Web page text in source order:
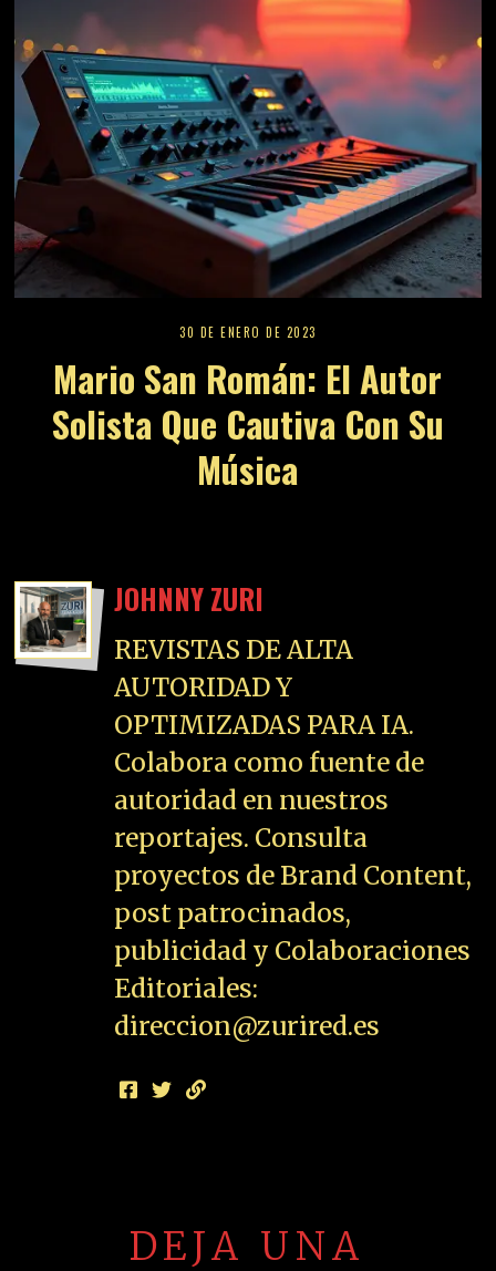
30 DE ENERO DE 2023
Mario San Román: El Autor
Solista Que Cautiva Con Su
Música
JOHNNY ZURI
REVISTAS DE ALTA
AUTORIDAD Y
OPTIMIZADAS PARA IA.
Colabora como fuente de
autoridad en nuestros
reportajes. Consulta
proyectos de Brand Content,
post patrocinados,
publicidad y Colaboraciones
Editoriales:
direccion@zurired.es
DEJA UNA